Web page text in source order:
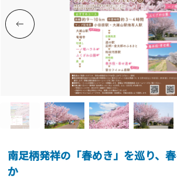
南足柄発祥の「春めき」を巡り、
か